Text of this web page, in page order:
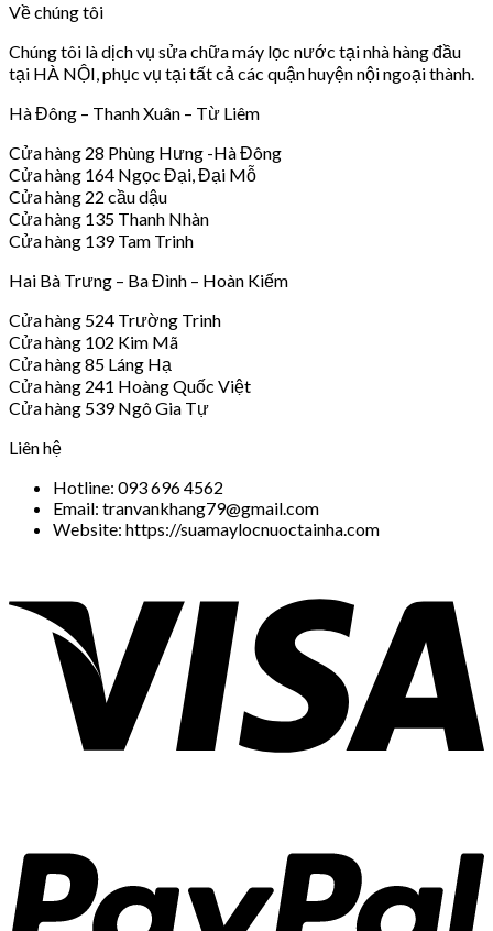
Về chúng tôi
Chúng tôi là dịch vụ sửa chữa máy lọc nước tại nhà hàng đầu
tại HÀ NỘI, phục vụ tại tất cả các quận huyện nội ngoại thành.
Hà Đông – Thanh Xuân – Từ Liêm
Cửa hàng 28 Phùng Hưng -Hà Đông
Cửa hàng 164 Ngọc Đại, Đại Mỗ
Cửa hàng 22 cầu dậu
Cửa hàng 135 Thanh Nhàn
Cửa hàng 139 Tam Trinh
Hai Bà Trưng – Ba Đình – Hoàn Kiếm
Cửa hàng 524 Trường Trinh
Cửa hàng 102 Kim Mã
Cửa hàng 85 Láng Hạ
Cửa hàng 241 Hoàng Quốc Việt
Cửa hàng 539 Ngô Gia Tự
Liên hệ
Hotline: 093 696 4562
Email: tranvankhang79@gmail.com
Website: https://suamaylocnuoctainha.com